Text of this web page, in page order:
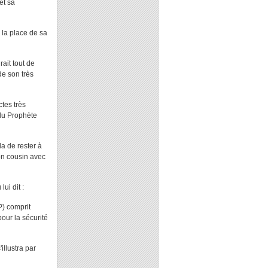
sa
la place de sa
tout de
son très
très
Prophète
de rester à
cousin avec
lui dit :
comprit
la sécurité
par